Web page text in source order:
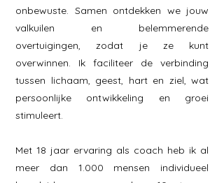
onbewuste. Samen ontdekken we jouw
valkuilen en belemmerende
overtuigingen, zodat je ze kunt
overwinnen. Ik faciliteer de verbinding
tussen lichaam, geest, hart en ziel, wat
persoonlijke ontwikkeling en groei
stimuleert.
Met 18 jaar ervaring als coach heb ik al
meer dan 1.000 mensen individueel